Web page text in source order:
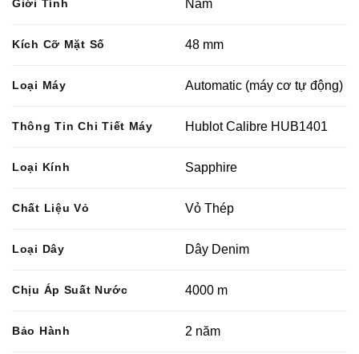
Giới Tính Nam
Kích Cỡ Mặt Số 48 mm
Loại Máy Automatic (máy cơ tự động)
Thông Tin Chi Tiết Máy Hublot Calibre HUB1401
Loại Kính Sapphire
Chất Liệu Vỏ Vỏ Thép
Loại Dây Dây Denim
Chịu Áp Suất Nước 4000 m
Bảo Hành 2 năm